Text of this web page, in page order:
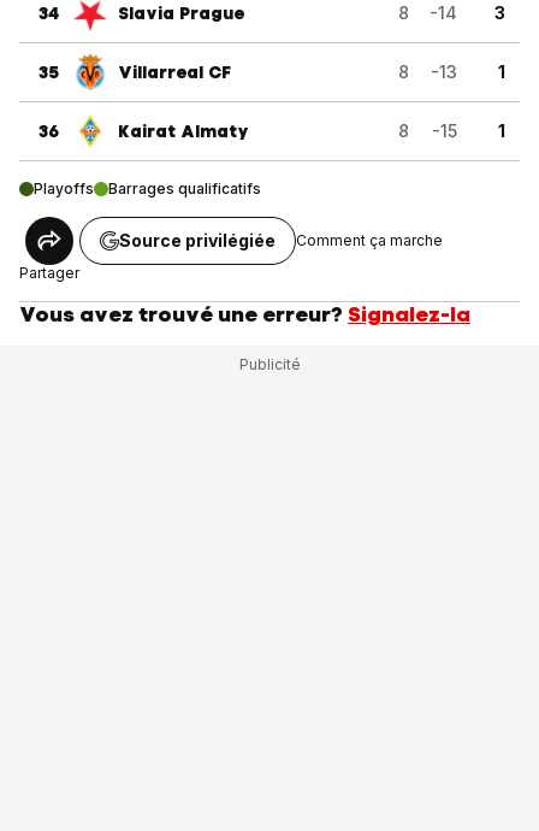
34 Slavia Prague 8 -14 3
35 Villarreal CF 8 -13 1
36 Kairat Almaty 8 -15 1
Playoffs Barrages qualificatifs
Partager
Source privilégiée Comment ça marche
Vous avez trouvé une erreur? Signalez-la